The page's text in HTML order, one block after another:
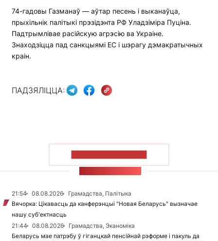
74-гадовы Газманаў — аўтар песень і выканаўца,
прыхільнік палітыкі прэзідэнта РФ Уладзіміра Пуціна.
Падтрымлівае расійскую агрэсію ва Украіне.
Знаходзіцца пад санкцыямі ЕС і шэрагу дэмакратычных
краін.
ПАДЗЯЛІЦЦА:
21:54 08.08.2026
Грамадства, Палітыка
Вячорка: Цікавасць да канферэнцыі "Новая Беларусь" вызначае
нашу суб'ектнасць
21:44
08.08.2026
Грамадства, Эканоміка
Беларусь мае патрэбу ў гіганцкай пенсійнай рэформе і пакуль да